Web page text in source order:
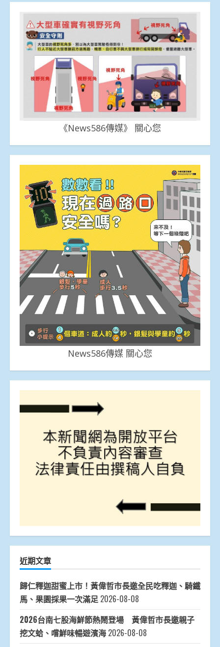
《News586傳媒》 關心您
News586傳媒 關心您
近期文章
歸仁釋迦甜蜜上市！黃偉哲市長邀全民吃釋迦、騎鐵
馬、果園採果一次滿足 2026-08-08
2026台南七股海鮮節熱鬧登場 黃偉哲市長邀親子
挖文蛤、嚐鮮味暢遊濱海 2026-08-08